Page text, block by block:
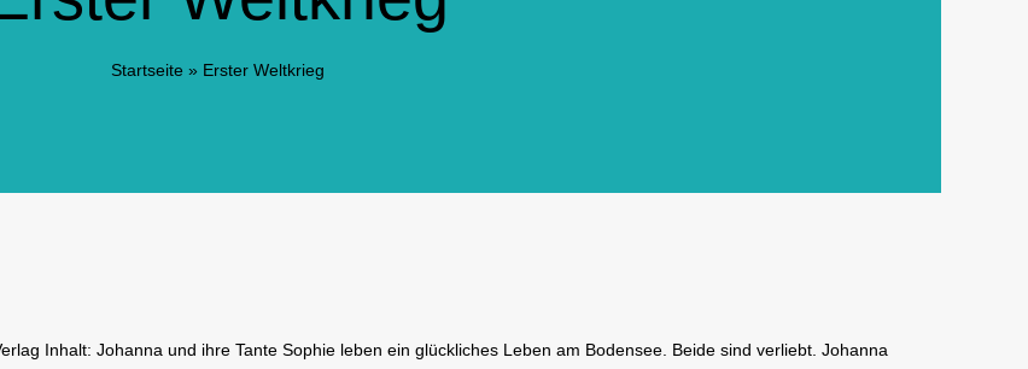
Startseite » Erster Weltkrieg
Inhalt: Johanna und ihre Tante Sophie leben ein glückliches Leben am Bodensee. Beide sind verliebt. Johanna